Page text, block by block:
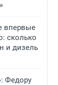
впервые
сколько
и дизель
Федору